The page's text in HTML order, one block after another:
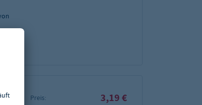
Preis: 3,19 €